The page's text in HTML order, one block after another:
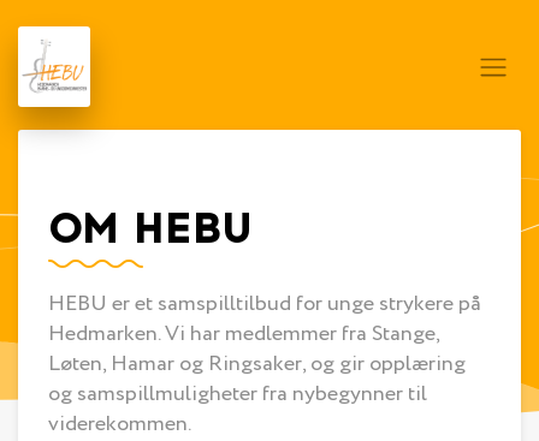
OM HEBU
HEBU er et samspilltilbud for unge strykere på
Hedmarken. Vi har medlemmer fra Stange,
Løten, Hamar og Ringsaker, og gir opplæring
og samspillmuligheter fra nybegynner til
viderekommen.